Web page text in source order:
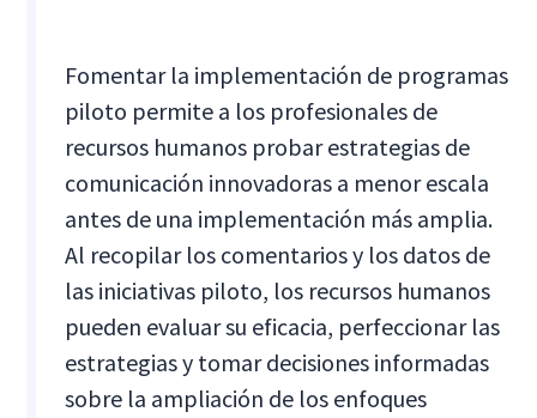
Fomentar la implementación de programas
piloto permite a los profesionales de
recursos humanos probar estrategias de
comunicación innovadoras a menor escala
antes de una implementación más amplia.
Al recopilar los comentarios y los datos de
las iniciativas piloto, los recursos humanos
pueden evaluar su eficacia, perfeccionar las
estrategias y tomar decisiones informadas
sobre la ampliación de los enfoques